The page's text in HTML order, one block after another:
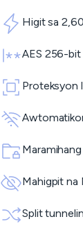
Higit sa
AES 256-
Proteksyon
Mahigpit
Split